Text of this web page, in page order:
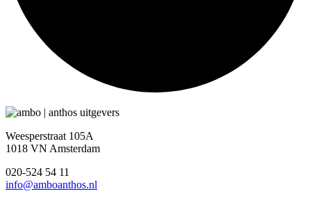
Weesperstraat 105A
1018 VN Amsterdam
020-524 54 11
info@amboanthos.nl